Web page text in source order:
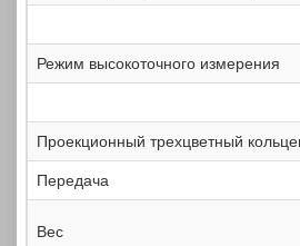
Режим высокоточного измерения
Проекционный трехцветный
Передача
Вес